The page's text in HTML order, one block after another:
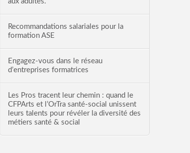
Recommandations salariales pour la
formation ASE
Engagez-vous dans le réseau
d’entreprises formatrices
Les Pros tracent leur chemin : quand le
CFPArts et l’OrTra santé-social unissent
leurs talents pour révéler la diversité des
métiers santé & social